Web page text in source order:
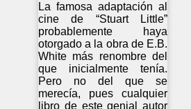
La famosa adaptación al
cine de “Stuart Little”
probablemente haya
otorgado a la obra de E.B.
White más renombre del
que inicialmente tenía.
Pero no del que se
merecía, pues cualquier
libro de este genial autor